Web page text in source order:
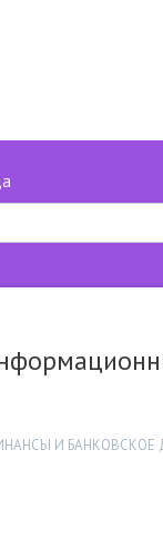
И БАНКОВСКОЕ